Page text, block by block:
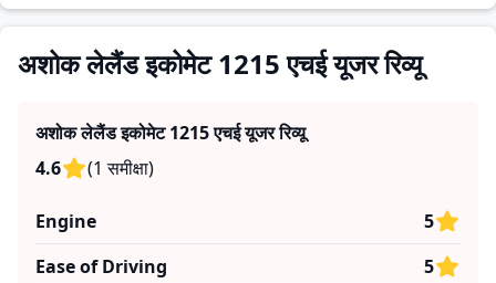
अशोक लेलैंड इकोमेट 1215 एचई यूजर रिव्यू
अशोक लेलैंड इकोमेट 1215 एचईयूजर रिव्यू
4.6
(1 समीक्षा)
Engine
5
Ease of Driving
5